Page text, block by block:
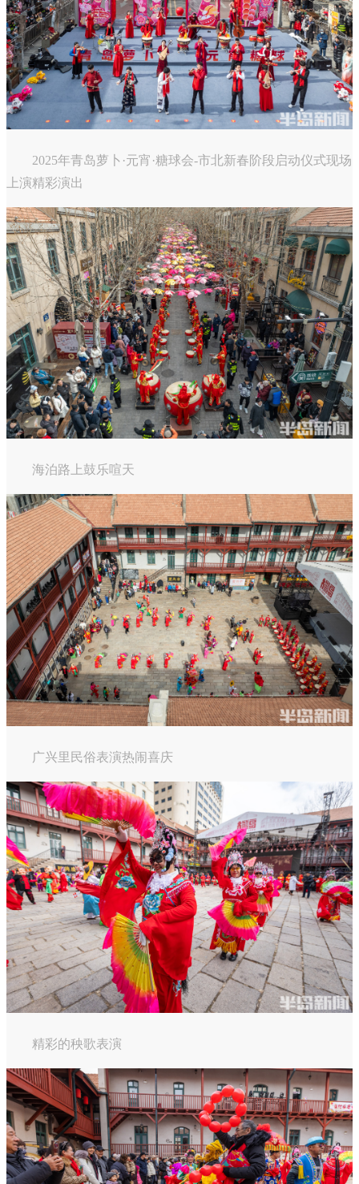
2025年青岛萝卜·元宵·糖球会-市北新春阶段启动仪式现场
上演精彩演出
海泊路上鼓乐喧天
广兴里民俗表演热闹喜庆
精彩的秧歌表演